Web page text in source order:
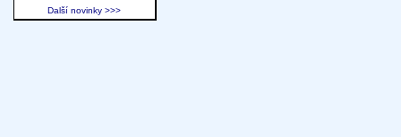
Další novinky >>>